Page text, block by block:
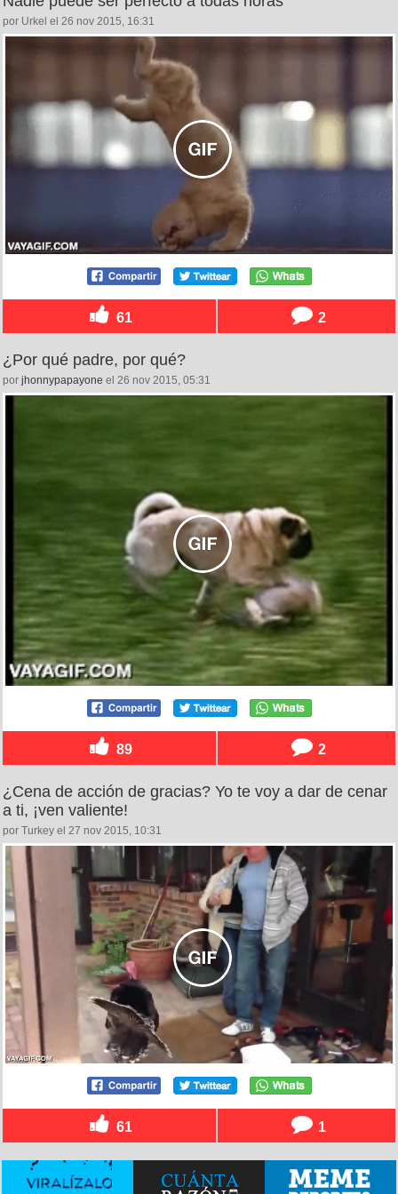
por Urkel el 26 nov 2015, 16:31
61 2
¿Por qué padre, por qué?
por jhonnypapayone el 26 nov 2015, 05:31
89 2
¿Cena de acción de gracias? Yo te voy a dar de cenar
a ti, ¡ven valiente!
por Turkey el 27 nov 2015, 10:31
61 1